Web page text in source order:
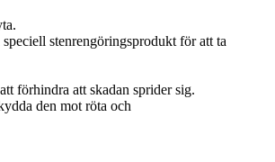
speciell stenrengöringsprodukt för att ta
förhindra att skadan sprider sig.
den mot röta och